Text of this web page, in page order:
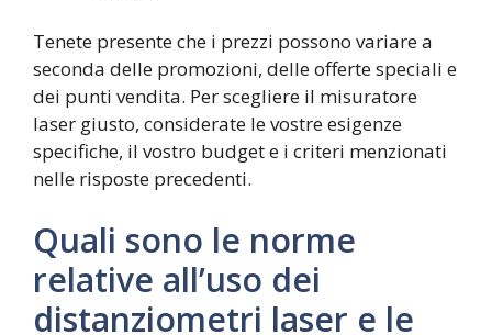
Tenete presente che i prezzi possono variare a
seconda delle promozioni, delle offerte speciali e
dei punti vendita. Per scegliere il misuratore
laser giusto, considerate le vostre esigenze
specifiche, il vostro budget e i criteri menzionati
nelle risposte precedenti.
Quali sono le norme
relative all’uso dei
distanziometri laser e le